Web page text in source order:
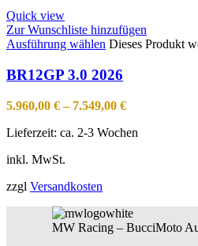
Quick view
Zur Wunschliste hinzufügen
Ausführung wählen Dieses Produkt
BR12GP 3.0 2026
5.960,00 €– 7.549,00 €
Lieferzeit: ca. 2-3 Wochen
inkl. MwSt.
zzgl Versandkosten
MW Racing – BucciMoto